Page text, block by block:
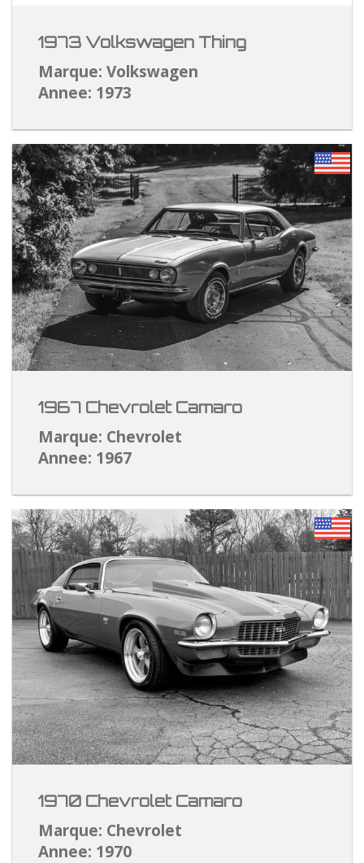
1973 Volkswagen Thing
Marque: Volkswagen
Annee: 1973
1967 Chevrolet Camaro
Marque: Chevrolet
Annee: 1967
1970 Chevrolet Camaro
Marque: Chevrolet
Annee: 1970